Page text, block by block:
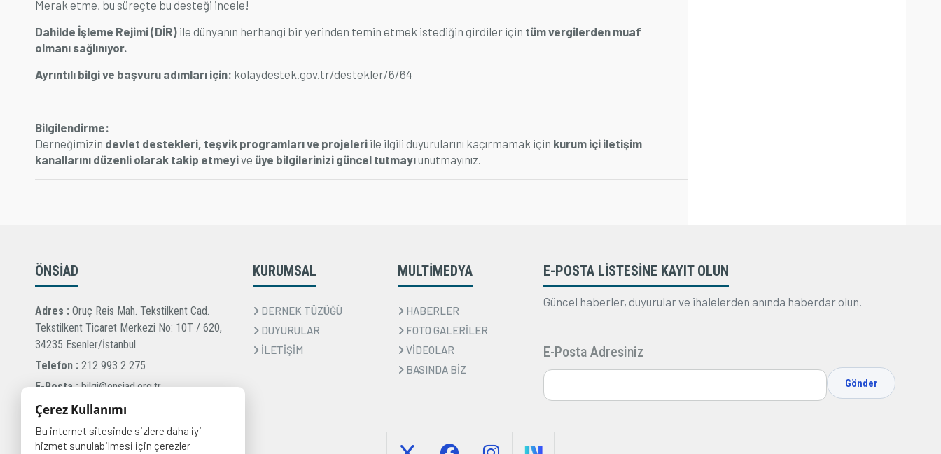
Merak etme, bu süreçte bu desteği incele!
Dahilde İşleme Rejimi (DİR) ile dünyanın herhangi bir yerinden temin etmek istediğin girdiler için tüm vergilerden muaf
olmanı sağlınıyor.
Ayrıntılı bilgi ve başvuru adımları için: kolaydestek.gov.tr/destekler/6/64
Bilgilendirme:
Derneğimizin devlet destekleri, teşvik programları ve projeleri ile ilgili duyurularını kaçırmamak için kurum içi iletişim
kanallarını düzenli olarak takip etmeyive üye bilgilerinizi güncel tutmayıunutmayınız.
ÖNSİAD
Adres : Oruç Reis Mah. Tekstilkent Cad.
Tekstilkent Ticaret Merkezi No: 10T / 620,
34235 Esenler/İstanbul
Telefon : 212 993 2 275
E-Posta :bilgi@onsiad.org.tr
KURUMSAL
DERNEK TÜZÜĞÜ
DUYURULAR
İLETİŞİM
MULTİMEDYA
HABERLER
FOTO GALERİLER
VİDEOLAR
BASINDA BİZ
E-POSTA LİSTESİNE KAYIT OLUN
Güncel haberler, duyurular ve ihalelerden anında haberdar olun.
E-Posta Adresiniz
Gönder
Çerez Kullanımı
Bu internet sitesinde sizlere daha iyi
hizmet sunulabilmesi için çerezler